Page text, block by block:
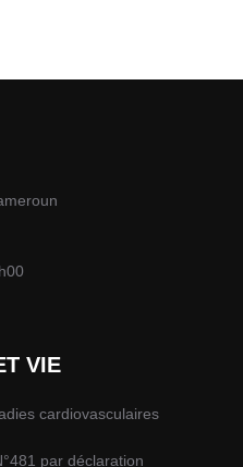
VIE
cardiovasculaires
par déclaration